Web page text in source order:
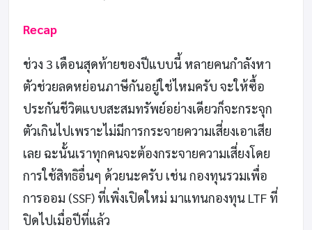
Recap
ช่วง 3 เดือนสุดท้ายของปีแบบนี้ หลายคนกำลังหา
ตัวช่วยลดหย่อนภาษีกันอยู่ใช่ไหมครับ จะให้ซื้อ
ประกันชีวิตแบบสะสมทรัพย์อย่างเดียวก็จะกระจุก
ตัวเกินไปเพราะไม่มีการกระจายความเสี่ยงเอาเสีย
เลย ฉะนั้นเราทุกคนจะต้องกระจายความเสี่ยงโดย
การใช้สิทธิอื่นๆ ด้วยนะครับ เช่น กองทุนรวมเพื่อ
การออม (SSF) ที่เพิ่งเปิดใหม่ มาแทนกองทุน LTF ที่
ปิดไปเมื่อปีที่แล้ว